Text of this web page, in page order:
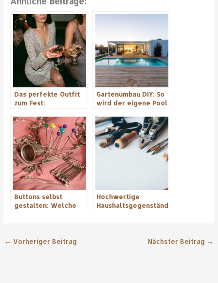
Das perfekte Outfit
zum Fest:
Silvester
Gartenumbau DIY: So
wird der eigene Pool
Buttons selbst
gestalten: Welche
Hochwertige
Haushaltsgegenständ
← Vorheriger Beitrag Nächster Beitrag →